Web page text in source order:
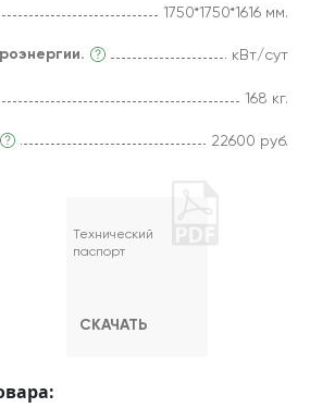
1750*1750*1616 мм.
кВт/сут
168 кг.
22600 руб.
Технический
паспорт
СКАЧАТЬ